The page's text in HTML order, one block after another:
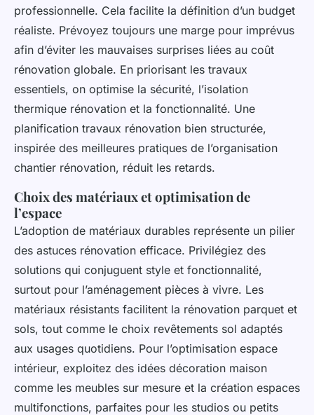
professionnelle. Cela facilite la définition d’un budget
réaliste. Prévoyez toujours une marge pour imprévus
afin d’éviter les mauvaises surprises liées au coût
rénovation globale. En priorisant les travaux
essentiels, on optimise la sécurité, l’isolation
thermique rénovation et la fonctionnalité. Une
planification travaux rénovation bien structurée,
inspirée des meilleures pratiques de l’organisation
chantier rénovation, réduit les retards.
Choix des matériaux et optimisation de
l’espace
L’adoption de matériaux durables représente un pilier
des astuces rénovation efficace. Privilégiez des
solutions qui conjuguent style et fonctionnalité,
surtout pour l’aménagement pièces à vivre. Les
matériaux résistants facilitent la rénovation parquet et
sols, tout comme le choix revêtements sol adaptés
aux usages quotidiens. Pour l’optimisation espace
intérieur, exploitez des idées décoration maison
comme les meubles sur mesure et la création espaces
multifonctions, parfaites pour les studios ou petits